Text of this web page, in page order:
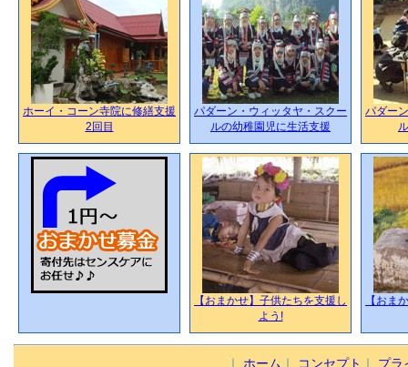
ホーイ・コーン寺院に修繕支援
2回目
パダーン・ウィッタヤ・スクー
ルの幼稚園児に生活支援
パダー
【おまかせ】子供たちを支援し
よう!
【おま
｜ ホーム ｜ コンセプト ｜ プラ